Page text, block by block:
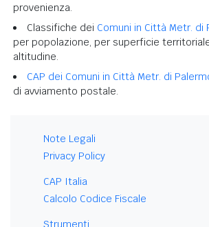
provenienza.
Classifiche dei Comuni in Città Metr. di
per popolazione, per superficie
altitudine.
CAP dei Comuni in Città Metr. di
di avviamento postale.
Note Legali
Privacy Policy
CAP Italia
Calcolo Codice Fiscale
Strumenti